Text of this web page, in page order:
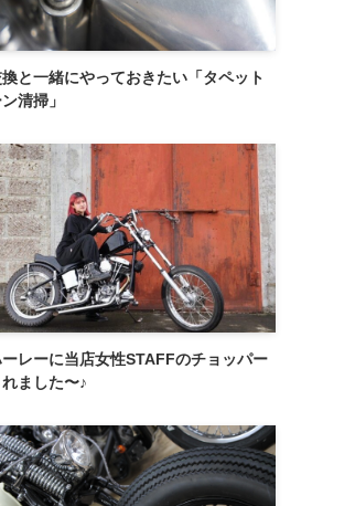
と一緒にやっておきたい「タペット
清掃」
レーに当店女性STAFFのチョッパー
ました〜♪